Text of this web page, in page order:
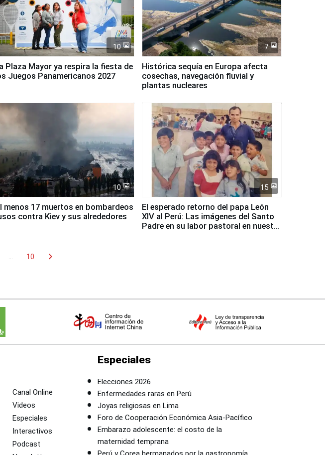
10
Plaza Mayor ya respira la fiesta de
Juegos Panamericanos 2027
7
Histórica sequía en Europa afecta
cosechas, navegación fluvial y
plantas nucleares
10
menos 17 muertos en bombardeos
contra Kiev y sus alrededores
15
El esperado retorno del papa León
XIV al Perú: Las imágenes del Santo
Padre en su labor pastoral en nuestro
... 10 chevron_right
Canal Online
Videos
Especiales
Interactivos
Podcast
Especiales
Elecciones 2026
Enfermedades raras en Perú
Joyas religiosas en Lima
Foro de Cooperación Económica Asia-Pacífico
Embarazo adolescente: el costo de la
maternidad temprana